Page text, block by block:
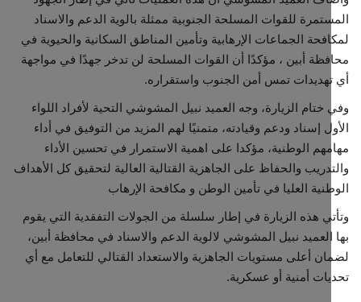
للقوات المسلحة الجنوبية ممثلة بالوية الدعم والاسناد
الجماعات الإرهابية وتأمين المناطق السكانية والحيوية في
أبين ، مؤكدًا أن القوات المسلحة لن تدخر جهدًا في مواجهة
تمس أمن الجنوب واستقراره.
الزيارة، وجه العميد نبيل المشوشي التحية لأفراد اللواء
إسناد ودعم وقيادته، متمنيًا لهم المزيد من التوفيق في أداء
الوطنية، مؤكدا على اهمية الاستمرار في تحسين الأداء
والحفاظ على الجاهزية القتالية العالية لتحقيق كل الأهداف
العليا في تأمين الوطن و مكافحة الإرهاب
هذه الزيارة في إطار سلسلة من الجولات التفقدية التي يقوم
نبيل المشوشي لالوية الدعم والاسناد في محافظة أبين،
أعلى مستويات الجاهزية والاستعداد القتالي للتعامل مع أي
أمنية أو عسكرية.